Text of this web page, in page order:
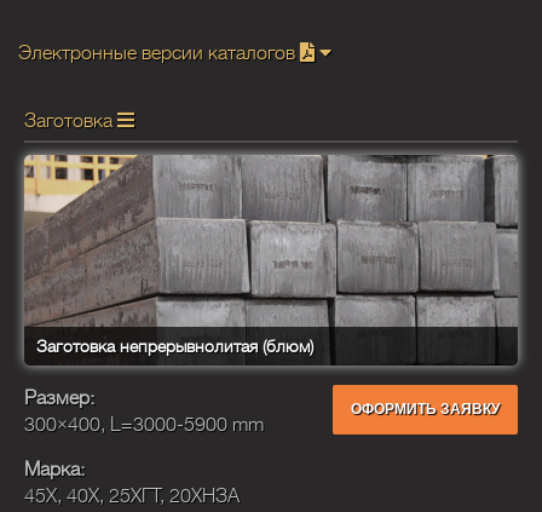
Электронные версии каталогов
Заготовка
Заготовка непрерывнолитая (блюм)
ОФОРМИТЬ ЗАЯВКУ
Размер:
300×400, L=3000-5900 mm
Марка:
45Х, 40Х, 25ХГТ, 20ХНЗА